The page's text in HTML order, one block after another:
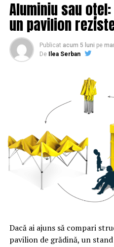
Aluminiu sau
un pavilion
Publicat acum 5 luni pe
De
Ilea Serban
Dacă ai ajuns să compari
pavilion de grădină, un